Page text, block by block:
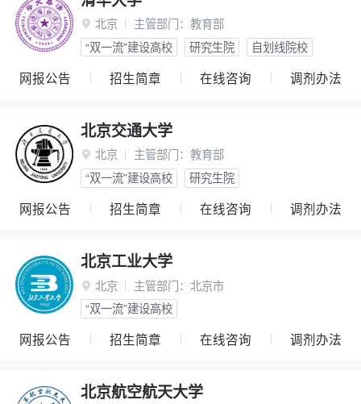
 北京 主管部门： 教育部
“双一流”建设高校
研究生院 自划线院校
网报公告 招生简章 在线咨询 调剂办法
北京交通大学
 北京 主管部门： 教育部
“双一流”建设高校
研究生院
网报公告 招生简章 在线咨询 调剂办法
北京工业大学
 北京 主管部门： 北京市
“双一流”建设高校
网报公告 招生简章 在线咨询 调剂办法
北京航空航天大学